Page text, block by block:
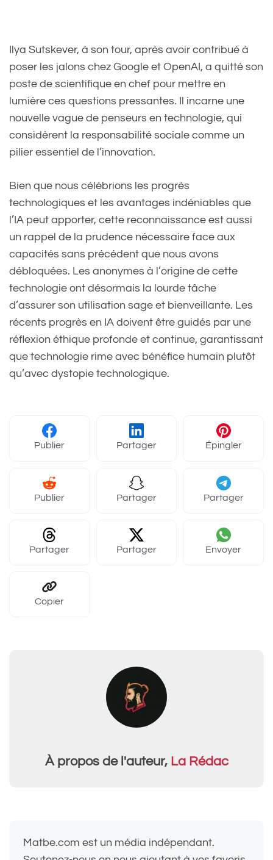
Ilya Sutskever, à son tour, après avoir contribué à
poser les jalons chez Google et OpenAI, a quitté son
poste de scientifique en chef pour mettre en
lumière ces questions pressantes. Il incarne une
nouvelle vague de penseurs en technologie, qui
considèrent la responsabilité sociale comme un
pilier essentiel de l’innovation.
Bien que nous célébrions les progrès
technologiques et les avantages indéniables que
l’IA peut apporter, cette reconnaissance est aussi
un rappel de la prudence nécessaire face aux
capacités sans précédent que nous avons
débloquées. Les anonymes à l’origine de cette
technologie ont désormais la lourde tâche
d’assurer son utilisation sage et bienveillante. Les
récents progrès en IA doivent être guidés par une
réflexion éthique profonde et continue, garantissant
que technologie rime avec bénéfice humain plutôt
qu’avec dystopie technologique.
Publier Partager Épingler
Publier Partager Partager
Partager Partager Envoyer
Copier
À propos de l'auteur, La Rédac
Matbe.com est un média indépendant.